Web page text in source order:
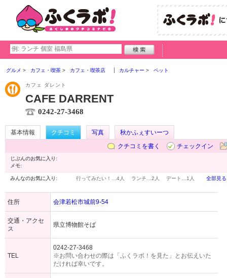
グルメ カフェ・喫茶 カフェ・喫茶店 カルチャー ペット
カフェ ダレント
CAFE DARRENT
0242-27-3468
基本情報 クチコミ 写真
秋かふぇすいーつ
クチコミを書く
チェックイン
じぶんのお気に入り:
メモ:
みんなのお気に入り: 行ってみたい！… 4人 ランチ… 2人 デート… 1人 全部見る
住所 会津若松市城前9-54
交通・アクセ
ス
県立博物館そば
TEL
0242-27-3468
※お問い合わせの際は「ふくラボ！を見た」とお伝えいた
だければ幸いです。